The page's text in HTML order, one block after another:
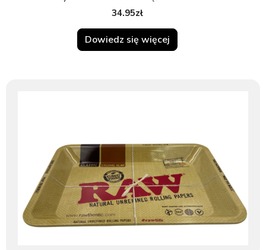
34.95zł
Dowiedz się więcej